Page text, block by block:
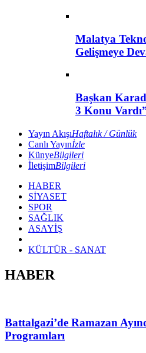
Malatya
Gelişmeye
Başkan
3 Konu
Yayın AkışıHaftalık / Günlük
Canlı Yayınİzle
KünyeBilgileri
İletişimBilgileri
HABER
SİYASET
SPOR
SAĞLIK
ASAYİŞ
KÜLTÜR - SANAT
HABER
Battalgazi’de Ramazan
Programları